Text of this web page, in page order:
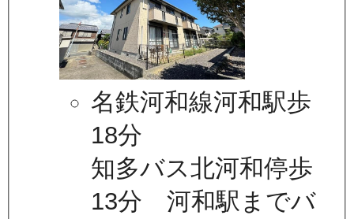
名鉄河和線河和駅歩
18分
知多バス北河和停歩
13分 河和駅までバ